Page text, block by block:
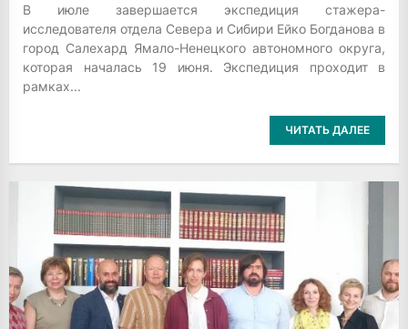
В июле завершается экспедиция стажера-
исследователя отдела Севера и Сибири Ейко Богданова в
город Салехард Ямало-Ненецкого автономного округа,
которая началась 19 июня. Экспедиция проходит в
рамках...
ЧИТАТЬ ДАЛЕЕ